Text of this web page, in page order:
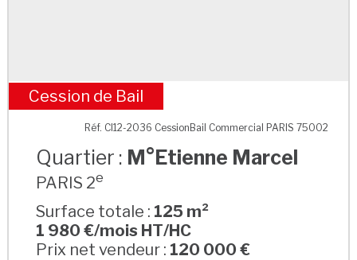
M°Etienne Marcel
Cession de Bail
Réf. CI12-2036 CessionBail Commercial PARIS 75002
Quartier : M°Etienne Marcel
PARIS 2e
Surface totale : 125 m²
1 980 €/mois HT/HC
Prix net vendeur : 120 000 €